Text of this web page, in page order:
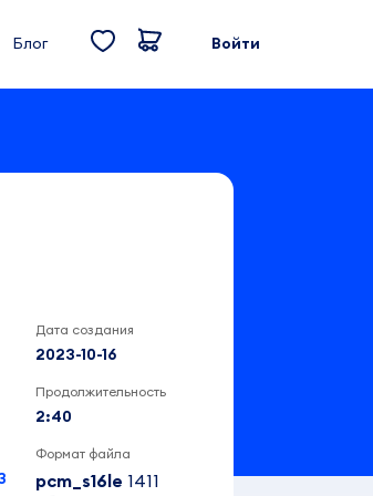
Блог Войти
Дата создания
2023-10-16
Продолжительность
2:40
Формат файла
pcm_s16le 1411